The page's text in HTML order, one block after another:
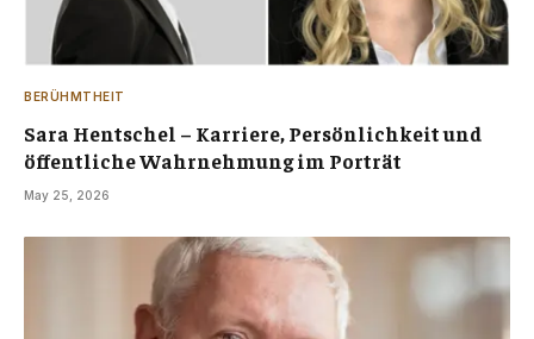
BERÜHMTHEIT
Sara Hentschel – Karriere, Persönlichkeit und
öffentliche Wahrnehmung im Porträt
May 25, 2026